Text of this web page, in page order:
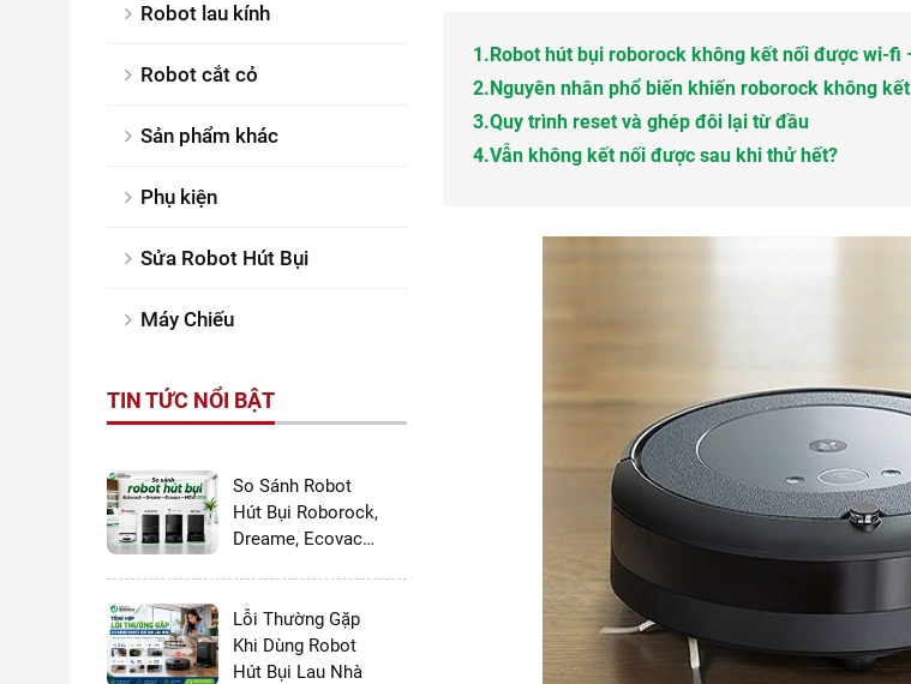
Robot lau kính
Robot cắt cỏ
Sản phẩm khác
Phụ kiện
Sửa Robot Hút Bụi
Máy Chiếu
TIN TỨC NỔI BẬT
So Sánh Robot
Hút Bụi Roborock,
Dreame, Ecovacs
Hiệu Nào?
Lỗi Thường Gặp
Khi Dùng Robot
Hút Bụi Lau Nhà
1.Robot hút bụi roborock không kết nối được wi-fi
2.Nguyên nhân phổ biến khiến roborock không
3.Quy trình reset và ghép đôi lại từ đầu
4.Vẫn không kết nối được sau khi thử hết?